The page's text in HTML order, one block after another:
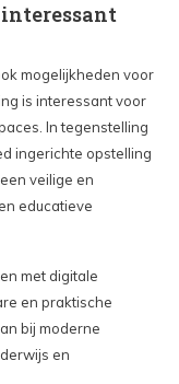
mogelijkheden voor
is interessant voor
In tegenstelling
ingerichte opstelling
veilige en
educatieve
met digitale
en praktische
bij moderne
en